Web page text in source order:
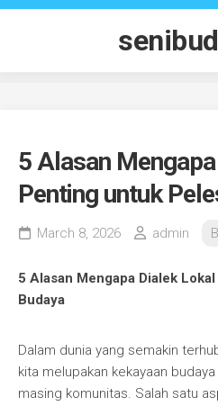
Skip
5 Alasan
Penting untuk
March 8, 2026 admin
5 Alasan Mengapa Dialek
Budaya
Dalam dunia yang semakin
kita melupakan kekayaan
masing komunitas. Salah satu